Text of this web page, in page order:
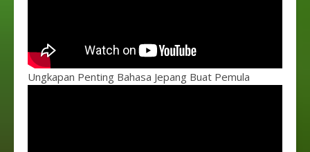
Ungkapan Penting Bahasa Jepang Buat Pemula